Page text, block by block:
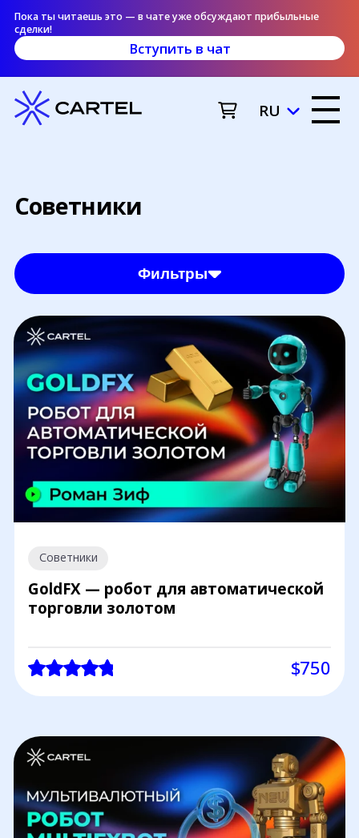
Пока ты читаешь это — в чате уже обсуждают прибыльные
сделки!
Вступить в чат
RU
Советники
Советники
GoldFX — робот для автоматической
торговли золотом
$750
Фильтры